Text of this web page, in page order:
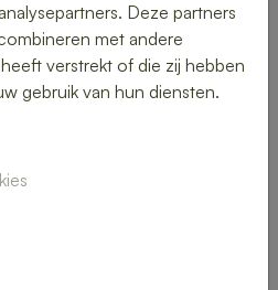
in
vers en
gerechten op jouw gewenste
tot knapperige broodjes – wij
op tijd.
online en laat je verrassen
Deze partners
met andere
verstrekt of die zij hebben
gebruik van hun diensten.